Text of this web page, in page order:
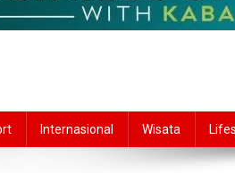
Internasional Wisata